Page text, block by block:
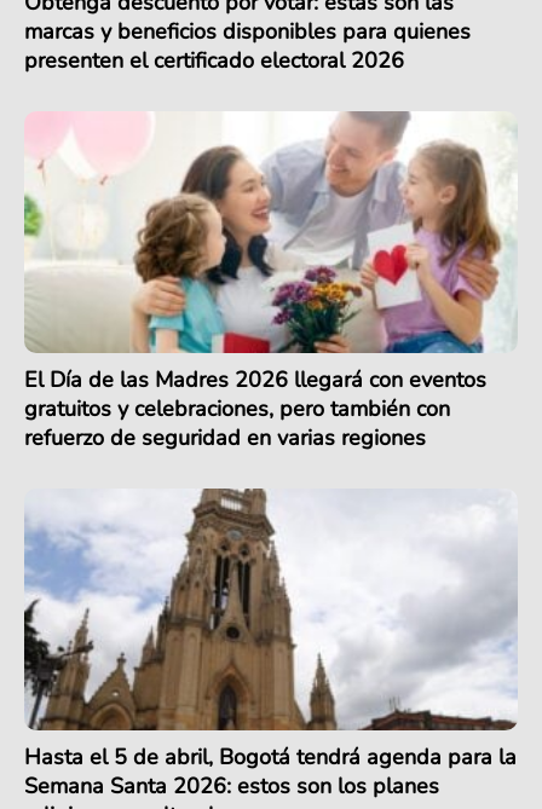
marcas y beneficios disponibles para quienes
presenten el certificado electoral 2026
El Día de las Madres 2026 llegará con eventos
gratuitos y celebraciones, pero también con
refuerzo de seguridad en varias regiones
Hasta el 5 de abril, Bogotá tendrá agenda para la
Semana Santa 2026: estos son los planes